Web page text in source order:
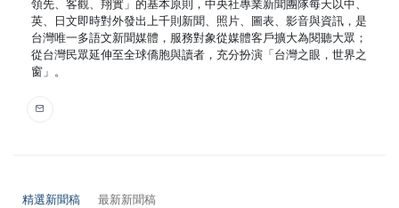
領先、客觀、翔實」的基本原則，中央社專業新聞團隊每天以中、
英、日文即時對外發出上千則新聞、照片、圖表、影音與資訊，是
台灣唯一多語文新聞媒體，服務對象從媒體客戶擴大為閱聽大眾；
從台灣民眾延伸至全球僑胞與讀者，充分扮演「台灣之眼，世界之
窗」。
精選新聞稿 最新新聞稿